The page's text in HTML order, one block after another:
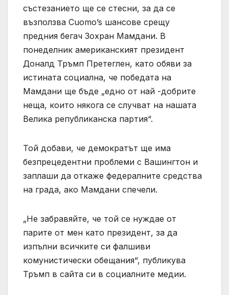
състезанието ще се стесни, за да се
възползва Cuomo’s шансове срещу
предния бегач Зохран Мамдани. В
понеделник американският президент
Доналд Тръмп Претеглен, като обяви за
истината социална, че победата на
Мамдани ще бъде „едно от най -добрите
неща, които някога се случват на нашата
Велика републиканска партия“.
Той добави, че демократът ще има
безпрецедентни проблеми с Вашингтон и
заплаши да откаже федералните средства
на града, ако Мамдани спечели.
„Не забравяйте, че той се нуждае от
парите от мен като президент, за да
изпълни всичките си фалшиви
комунистически обещания“, публикува
Тръмп в сайта си в социалните медии.